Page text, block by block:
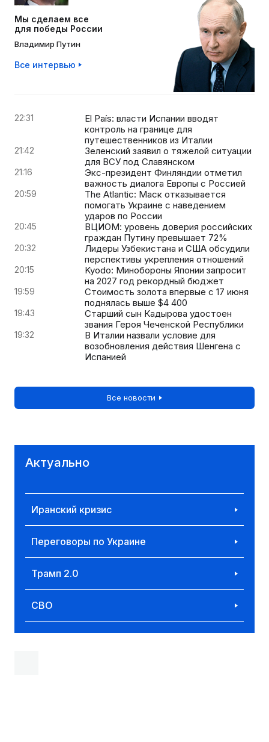
Мы сделаем все
для победы России
Владимир Путин
Все интервью
22:31
El País: власти Испании вводят
контроль на границе для
путешественников из Италии
21:42
Зеленский заявил о тяжелой ситуации
для ВСУ под Славянском
21:16
Экс-президент Финляндии отметил
важность диалога Европы с Россией
20:59
The Atlantic: Маск отказывается
помогать Украине с наведением
ударов по России
20:45
ВЦИОМ: уровень доверия российских
граждан Путину превышает 72%
20:32
Лидеры Узбекистана и США обсудили
перспективы укрепления отношений
20:15
Kyodo: Минобороны Японии запросит
на 2027 год рекордный бюджет
19:59
Стоимость золота впервые с 17 июня
поднялась выше $4 400
19:43
Старший сын Кадырова удостоен
звания Героя Чеченской Республики
19:32
В Италии назвали условие для
возобновления действия Шенгена с
Испанией
Все новости
Актуально
Иранский кризис
Переговоры по Украине
Трамп 2.0
СВО